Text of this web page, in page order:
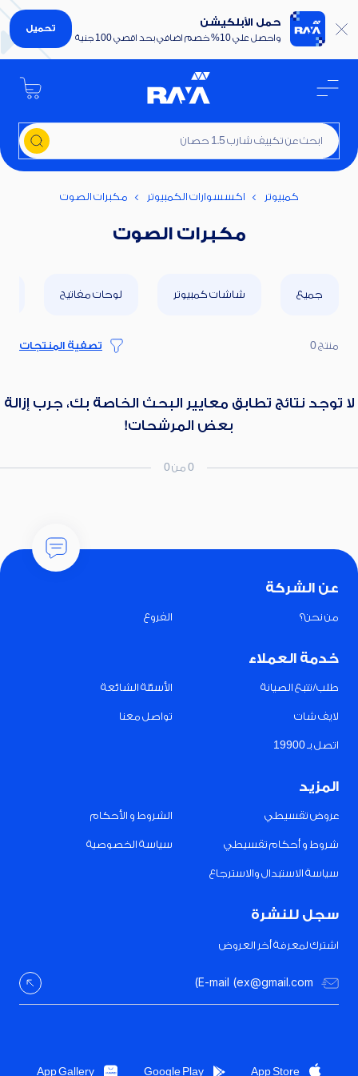
حمل الأبلكيشن
واحصل علي 10% خصم اضافي بحد اقصي 100 جنية
تحميل
ابحث عن تكييف شارب 1.5 حصان
كمبيوتر اكسسوارات الكمبيوتر مكبرات الصوت
مكبرات الصوت
جميع شاشات كمبيوتر لوحات مفاتيح
منتج 0 تصفية المنتجات
لا توجد نتائج تطابق معايير البحث الخاصة بك، جرب إزالة
بعض المرشحات!
0 من 0
عن الشركة
من نحن؟ الفروع
خدمة العملاء
طلب/تتبع الصيانة الأسئلة الشائعة
لايف شات تواصل معنا
اتصل بـ 19900
المزيد
عروض تقسيطي الشروط و الأحكام
شروط و أحكام تقسيطي سياسة الخصوصية
سياسة الاستبدال والاسترجاع
سجل للنشرة
اشترك لمعرفة أخر العروض
App Store
Google Play
App Gallery